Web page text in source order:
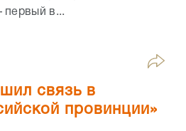
в...
связь в
провинции»